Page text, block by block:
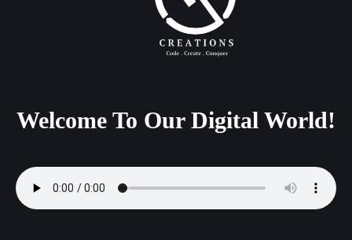
Welcome To Our Digital World!